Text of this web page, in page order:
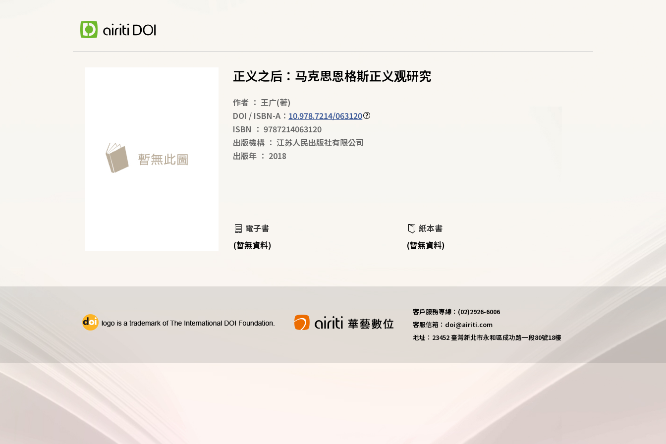
正义之后：马克思恩格斯正义观研究
作者 ： 王广(著)
DOI / ISBN-A： 10.978.7214/063120
ISBN ： 9787214063120
出版機構 ： 江苏人民出版社有限公司
出版年 ： 2018
電子書
(暫無資料)
紙本書
(暫無資料)
客戶服務專線：(02)2926-6006
客服信箱：doi@airiti.com
地址：23452 臺灣新北市永和區成功路一段80號18樓